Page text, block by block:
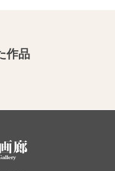
作品